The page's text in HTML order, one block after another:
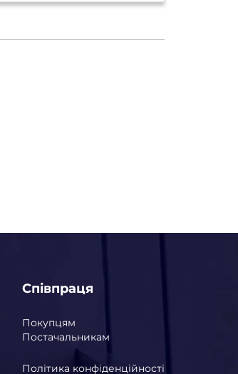
Співпраця
Покупцям
Постачальникам
Політика конфіденційності